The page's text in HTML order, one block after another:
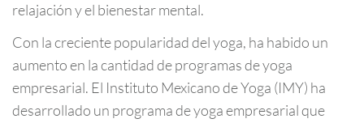
relajación y el bienestar mental.
Con la creciente popularidad del yoga, ha habido un
aumento en la cantidad de programas de yoga
empresarial. El Instituto Mexicano de Yoga (IMY) ha
desarrollado un programa de yoga empresarial que